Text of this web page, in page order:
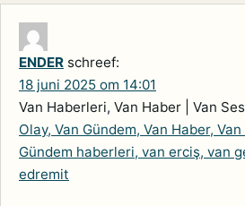
ENDER schreef:
18 juni 2025 om 14:01
Van Haberleri, Van Haber | Van
Olay, Van Gündem, Van Haber,
Gündem haberleri, van erciş, van
edremit